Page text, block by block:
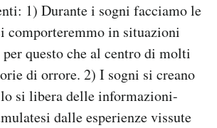
1) Durante i sogni facciamo le
comporteremmo in situazioni
questo che al centro di molti
di orrore. 2) I sogni si creano
si libera delle informazioni-
dalle esperienze vissute